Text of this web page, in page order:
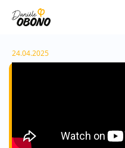
24.04.2025